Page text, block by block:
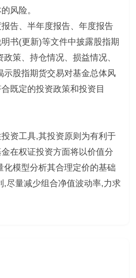
风险。
告、半年度报告、年度报告
书(更新)等文件中披露股指期
策、持仓情况、损益情况、
示股指期货交易对基金总体风
既定的投资政策和投资目
资工具,其投资原则为有利于
在权证投资方面将以价值分
化模型分析其合理定价的基础
,尽量减少组合净值波动率,力求